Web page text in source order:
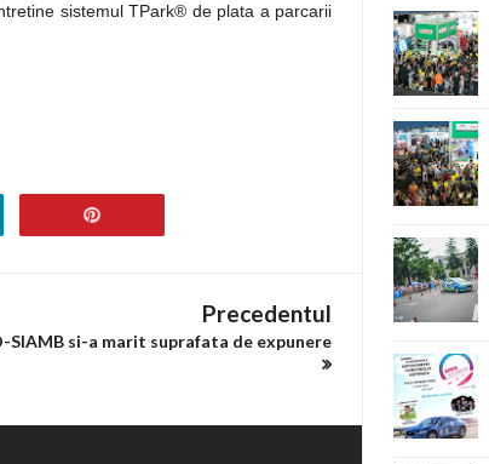
sistemul TPark® de plata a parcarii
Precedentul
SIAMB si-a marit suprafata de expunere